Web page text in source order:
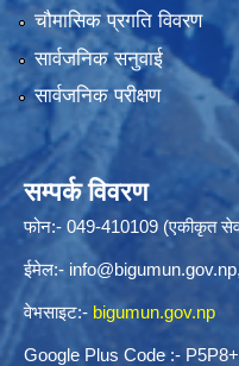
चौमासिक प्रगति विवरण
सार्वजनिक सनुवाई
सार्वजनिक परीक्षण
सम्पर्क विवरण
फोन:- 049-410109 (एकीकृत
ईमेल:- info@bigumun.gov.np,
वेभसाइट:- bigumun.gov.np
Google Plus Code :-